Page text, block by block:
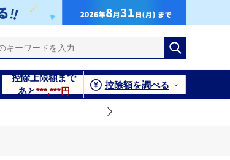
控除上限額まで
あと***,***円
控除額を調べる